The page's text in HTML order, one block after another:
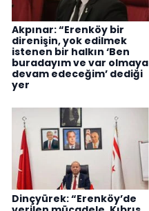
Akpınar: “Erenköy bir
direnişin, yok edilmek
istenen bir halkın ‘Ben
buradayım ve var olmaya
devam edeceğim’ dediği
yer
Dinçyürek: “Erenköy’de